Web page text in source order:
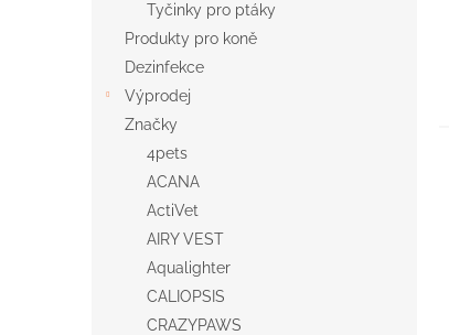
Tyčinky pro ptáky
Produkty pro koně
Dezinfekce
Výprodej
Značky
4pets
ACANA
ActiVet
AIRY VEST
Aqualighter
CALIOPSIS
CRAZYPAWS